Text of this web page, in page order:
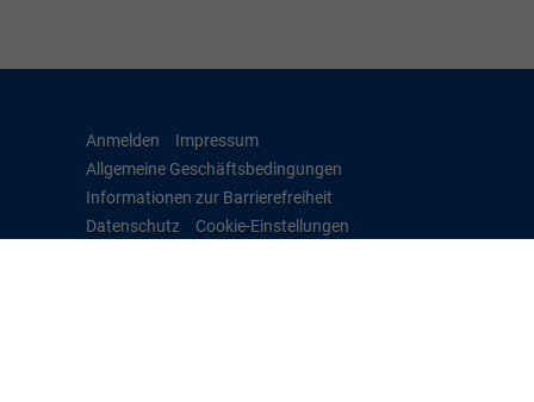
Anmelden
Impressum
Allgemeine Geschäftsbedingungen
Informationen zur Barrierefreiheit
Datenschutz
Cookie-Einstellungen